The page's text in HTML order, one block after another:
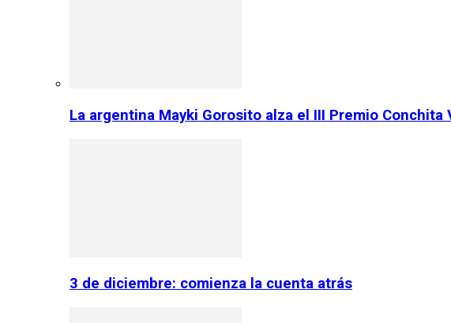
La argentina Mayki Gorosito alza el III Premio Conchita
3 de diciembre: comienza la cuenta atrás